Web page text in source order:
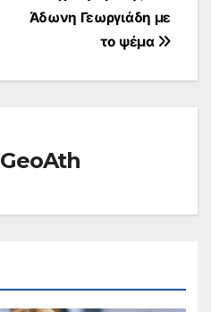
Άδωνη Γεωργιάδη με
το ψέμα
GeoAth